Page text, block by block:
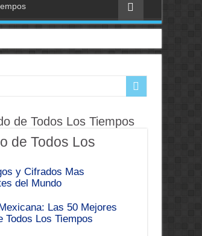
de Todos Los Tiempos
de Todos Los
y Cifrados Mas
del Mundo
Las 50 Mejores
Todos Los Tiempos